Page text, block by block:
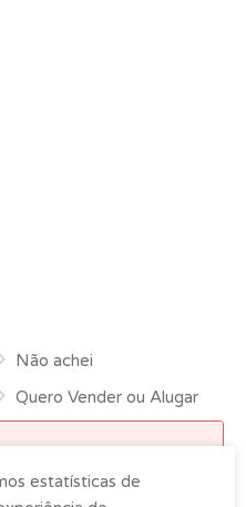
Não achei
Quero Vender ou Alugar
estatísticas de